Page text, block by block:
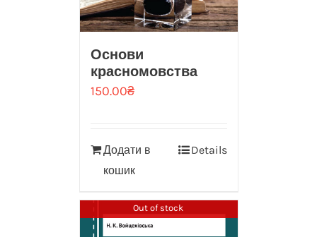
Основи
красномовства
150.00₴
Додати в
кошик
Details
Out of stock